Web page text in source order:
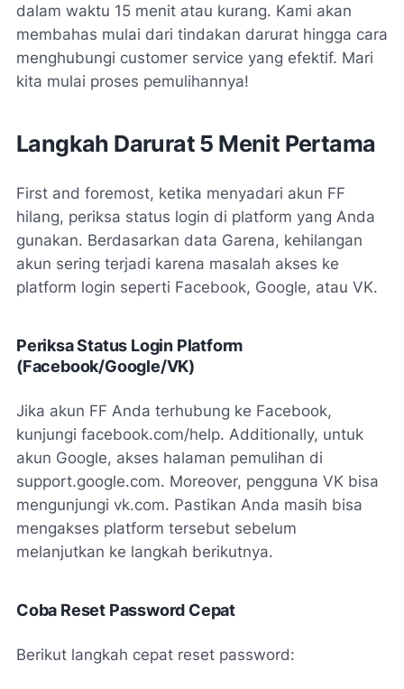
dalam waktu 15 menit atau kurang. Kami akan
membahas mulai dari tindakan darurat hingga cara
menghubungi customer service yang efektif. Mari
kita mulai proses pemulihannya!
Langkah Darurat 5 Menit Pertama
First and foremost, ketika menyadari akun FF
hilang, periksa status login di platform yang Anda
gunakan. Berdasarkan data Garena, kehilangan
akun sering terjadi karena masalah akses ke
platform login seperti Facebook, Google, atau VK.
Periksa Status Login Platform
(Facebook/Google/VK)
Jika akun FF Anda terhubung ke Facebook,
kunjungi facebook.com/help. Additionally, untuk
akun Google, akses halaman pemulihan di
support.google.com. Moreover, pengguna VK bisa
mengunjungi vk.com. Pastikan Anda masih bisa
mengakses platform tersebut sebelum
melanjutkan ke langkah berikutnya.
Coba Reset Password Cepat
Berikut langkah cepat reset password: